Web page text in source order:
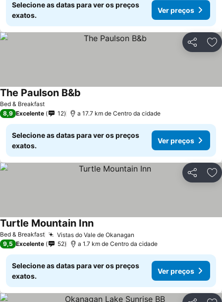
Selecione as datas para ver os preços
exatos.
Ver preços
Partilhar
Bed & Breakfast
The Paulson B&b
8,9 Excelente 12 a 17.7 km de Centro da cidade
Selecione as datas para ver os preços
exatos.
Ver preços
Partilhar
Bed & Breakfast Vistas do Vale de Okanagan
Turtle Mountain InnVer preços
9,5 Excelente 52 a 1.7 km de Centro da cidade
Selecione as datas para ver os preços
exatos.
Ver preços